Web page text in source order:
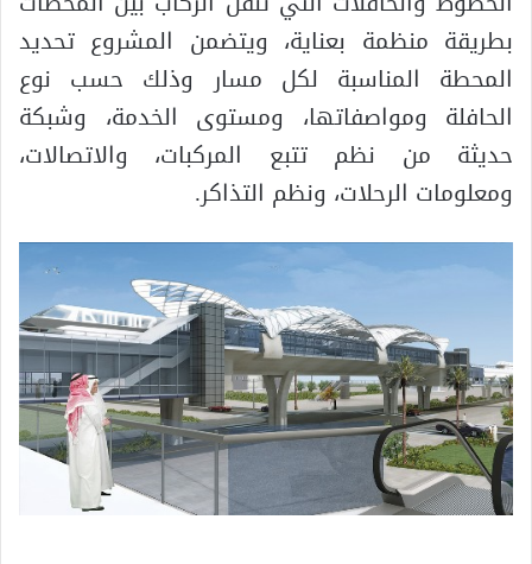
بطريقة منظمة بعناية، ويتضمن المشروع تحديد
المحطة المناسبة لكل مسار وذلك حسب نوع
الحافلة ومواصفاتها، ومستوى الخدمة، وشبكة
حديثة من نظم تتبع المركبات، والاتصالات،
ومعلومات الرحلات، ونظم التذاكر.